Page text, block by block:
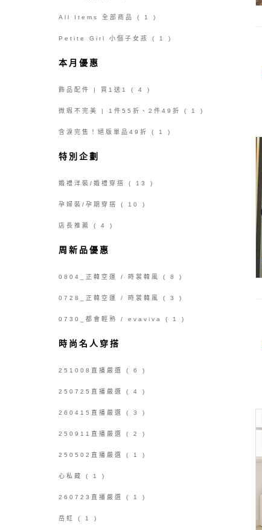
All Items 全部商品 ( 1 )
Petite Girl 小個子女孩 ( 1 )
本月優惠
飾品配件 | 買1送1 ( 4 )
微瑕不完美 | 1件55折、2件49折 ( 1 )
含淚完售！絕版單品49折 ( 1 )
特別企劃
婚禮洋裝/婚禮穿搭 ( 13 )
孕婦裝/孕期穿搭 ( 10 )
店長推薦 ( 4 )
周新品優惠
0804_正韓空運 / 時裳韓風 ( 8 )
0728_正韓空運 / 時裳韓風 ( 3 )
0730_都會輕熟 / evaviva ( 1 )
時尚名人穿搭
251008直播嚴選 ( 6 )
250725直播嚴選 ( 4 )
260415直播嚴選 ( 3 )
250911直播嚴選 ( 2 )
250502直播嚴選 ( 1 )
心私藏 ( 1 )
260723直播嚴選 ( 1 )
岳虹 ( 1 )